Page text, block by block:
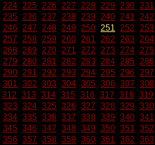
224 225 226 227 228 229 230 231
235 236 237 238 239 240 241 242
246 247 248 249 250 251 252 253
257 258 259 260 261 262 263 264
268 269 270 271 272 273 274 275
279 280 281 282 283 284 285 286
290 291 292 293 294 295 296 297
301 302 303 304 305 306 307 308
312 313 314 315 316 317 318 319
323 324 325 326 327 328 329 330
334 335 336 337 338 339 340 341
345 346 347 348 349 350 351 352
356 357 358 359 360 361 362 363